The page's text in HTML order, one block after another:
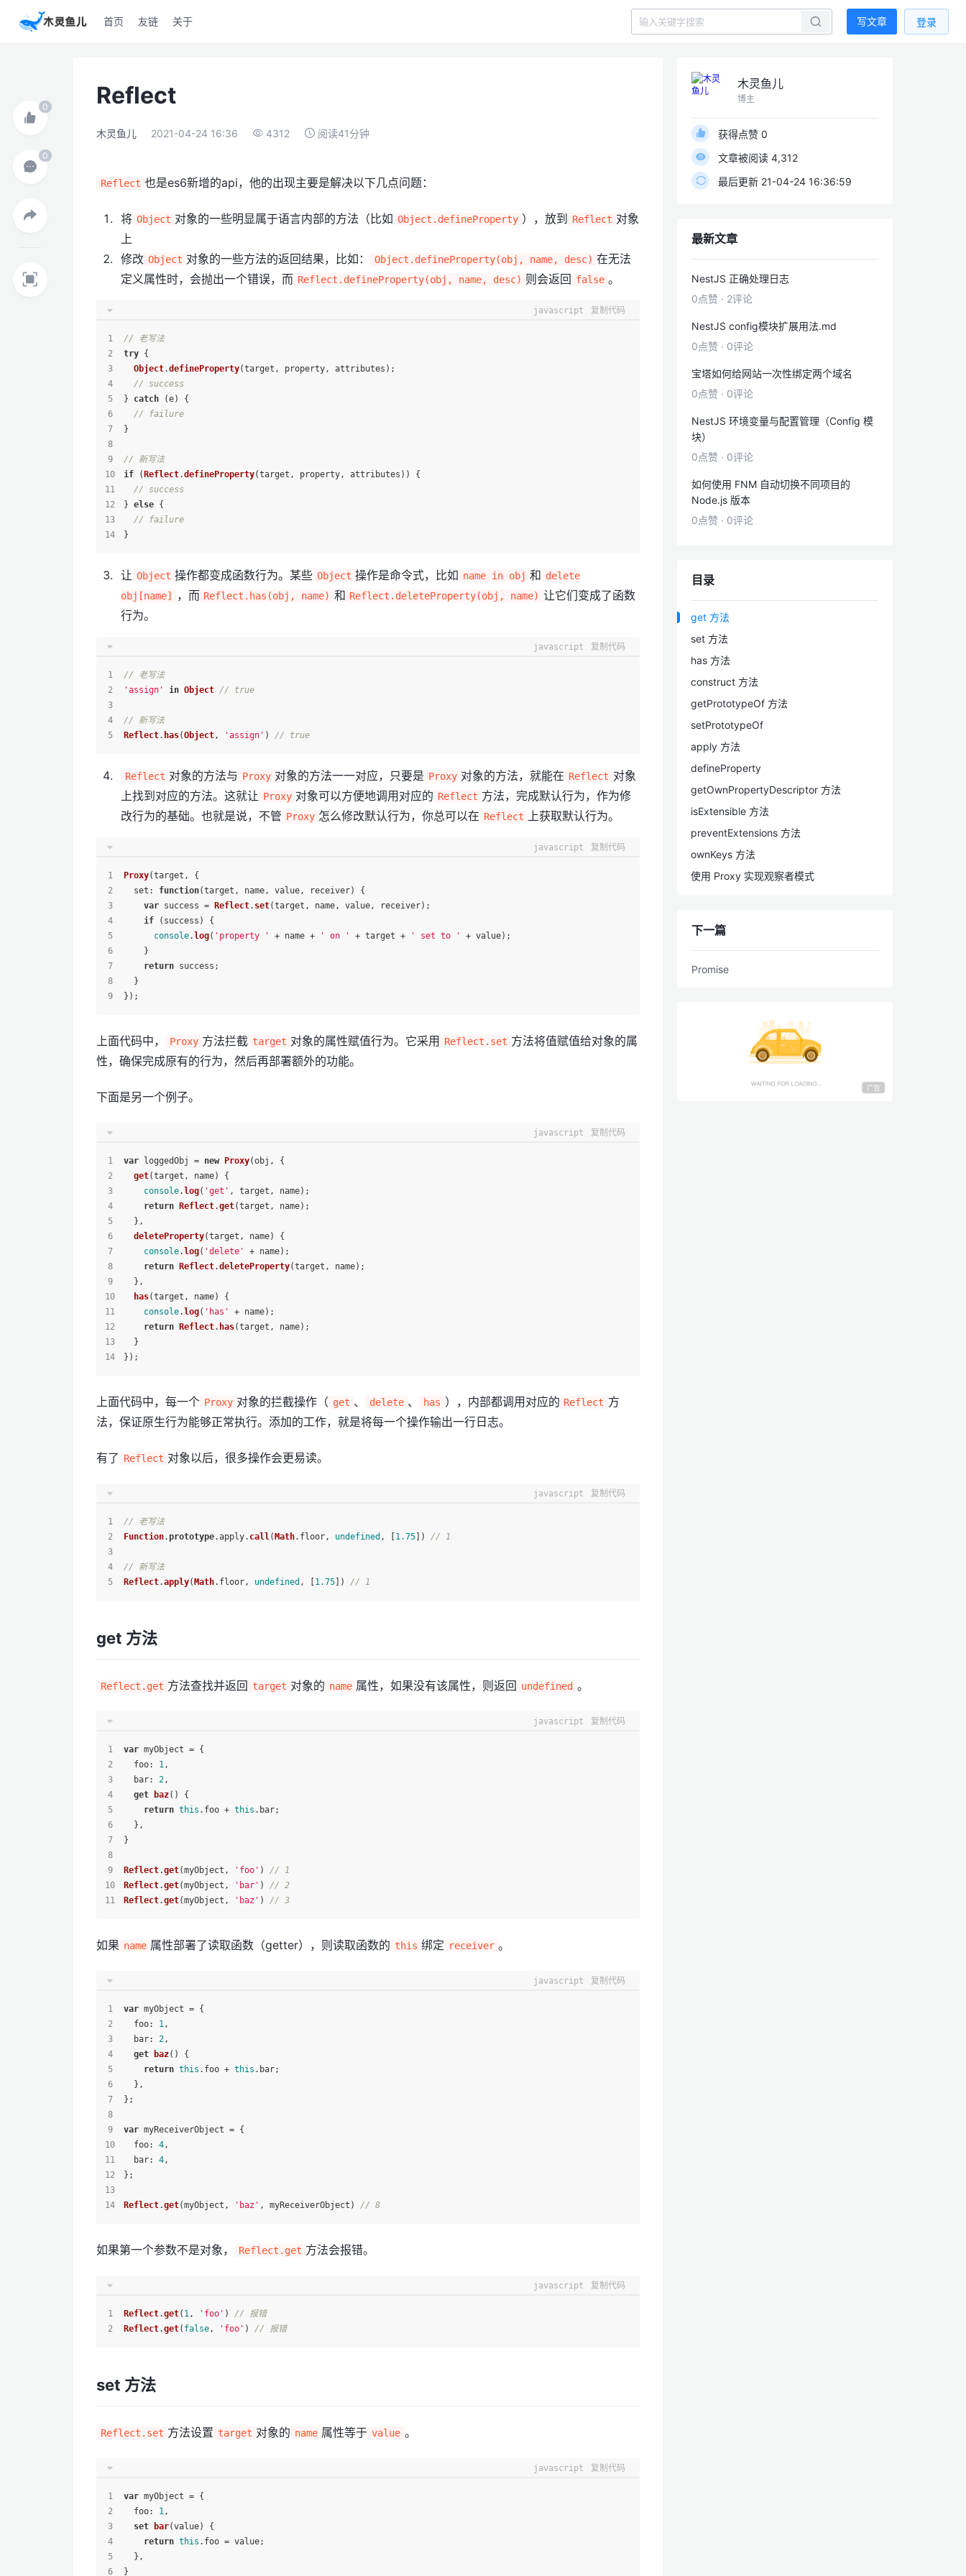
首页 友链 关于 写文章 登录
Reflect
木灵鱼儿 2021-04-24 16:36 4312 阅读41分钟
Reflect 也是es6新增的api，他的出现主要是解决以下几点问题：
将 Object 对象的一些明显属于语言内部的方法（比如 Object.defineProperty ），放到 Reflect 对象
上
修改 Object 对象的一些方法的返回结果，比如： Object.defineProperty(obj, name, desc) 在无法
定义属性时，会抛出一个错误，而 Reflect.defineProperty(obj, name, desc) 则会返回 false 。
javascript 复制代码
// 老写法
try {
Object.defineProperty(target, property, attributes);
// success
} catch (e) {
// failure
}
// 新写法
if ( Reflect.defineProperty(target, property, attributes)) {
// success
} else {
// failure
}
让 Object 操作都变成函数行为。某些 Object 操作是命令式，比如 name in obj 和 delete
obj[name]
，而 Reflect.has(obj, name) 和 Reflect.deleteProperty(obj, name) 让它们变成了函数
行为。
javascript 复制代码
// 老写法
'assign'
in Object // true
// 新写法
Reflect. has(Object, 'assign' ) // true
Reflect 对象的方法与 Proxy 对象的方法一一对应，只要是 Proxy 对象的方法，就能在 Reflect 对象
上找到对应的方法。这就让 Proxy 对象可以方便地调用对应的 Reflect 方法，完成默认行为，作为修
改行为的基础。也就是说，不管 Proxy 怎么修改默认行为，你总可以在 Reflect 上获取默认行为。
javascript 复制代码
Proxy(target, {
set : function(target, name, value, receiver) {
var success = Reflect. set(target, name, value, receiver);
if (success) {
console. log( 'property ' + name + ' on ' + target + ' set to '
+ value);
    }
return success;
  }
});
上面代码中， Proxy 方法拦截 target 对象的属性赋值行为。它采用 Reflect.set 方法将值赋值给对象的属
性，确保完成原有的行为，然后再部署额外的功能。
下面是另一个例子。
javascript 复制代码
var loggedObj = new Proxy(obj, {
get(target, name) {
console. log( 'get' , target, name);
return
Reflect.get(target, name);
  },
deleteProperty(target, name) {
console. log( 'delete'
+ name);
return
Reflect.deleteProperty(target, name);
  },
has(target, name) {
console. log( 'has'
+ name);
return
Reflect. has(target, name);
  }
});
上面代码中，每一个 Proxy 对象的拦截操作（ get 、 delete 、 has ），内部都调用对应的 Reflect 方
法，保证原生行为能够正常执行。添加的工作，就是将每一个操作输出一行日志。
有了 Reflect 对象以后，很多操作会更易读。
javascript 复制代码
// 老写法
Function.prototype.apply. call( Math. floor, undefined , [ 1.75 ]) // 1
// 新写法
Reflect.apply( Math. floor, undefined , [ 1.75 ]) // 1
get 方法
Reflect.get 方法查找并返回 target 对象的 name 属性，如果没有该属性，则返回 undefined 。
javascript 复制代码
var myObject = {
foo: 1,
bar: 2,
get
baz() {
return this . foo + this . bar;
  },
}
Reflect.get(myObject, 'foo' ) // 1
Reflect.get(myObject, 'bar' ) // 2
Reflect.get(myObject, 'baz' ) // 3
如果 name 属性部署了读取函数（getter），则读取函数的 this 绑定 receiver 。
javascript 复制代码
var myObject = {
foo: 1,
bar: 2,
get
baz() {
return this . foo + this . bar;
  },
};
var myReceiverObject = {
foo: 4,
bar: 4,
};
Reflect.get(myObject, 'baz' , myReceiverObject) // 8
如果第一个参数不是对象， Reflect.get 方法会报错。
javascript 复制代码
Reflect.get( 1, 'foo' ) // 报错
Reflect.get( false, 'foo' ) // 报错
set 方法
Reflect.set 方法设置 target 对象的 name 属性等于 value 。
javascript 复制代码
var myObject = {
foo: 1,
set
bar(value) {
return this . foo = value;
  },
}
木灵鱼儿
博主
获得点赞 0
文章被阅读 4,312
最后更新 21-04-24 16:36:59
最新文章
NestJS 正确处理日志
0点赞 · 2评论
NestJS config模块扩展用法.md
0点赞 · 0评论
宝塔如何给网站一次性绑定两个域名
0点赞 · 0评论
NestJS 环境变量与配置管理（Config 模
块）
0点赞 · 0评论
如何使用 FNM 自动切换不同项目的
Node.js 版本
0点赞 · 0评论
目录
get 方法
set 方法
has 方法
construct 方法
getPrototypeOf 方法
setPrototypeOf
apply 方法
defineProperty
getOwnPropertyDescriptor 方法
isExtensible 方法
preventExtensions 方法
ownKeys 方法
使用 Proxy 实现观察者模式
下一篇
Promise
广告